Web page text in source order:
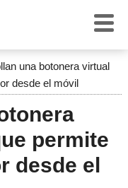
una botonera virtual
desde el móvil
permite
desde el